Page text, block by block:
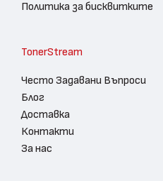
Политика за бисквитките
TonerStream
Често Задавани Въпроси
Блог
Доставка
Контакти
За нас